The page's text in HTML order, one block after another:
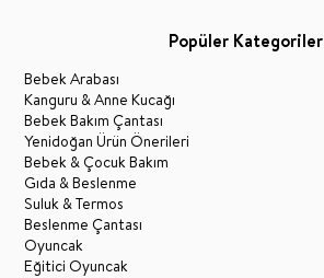
Popüler Kategoriler
Bebek Arabası
Kanguru & Anne Kucağı
Bebek Bakım Çantası
Yenidoğan Ürün Önerileri
Bebek & Çocuk Bakım
Gıda & Beslenme
Suluk & Termos
Beslenme Çantası
Oyuncak
Eğitici Oyuncak